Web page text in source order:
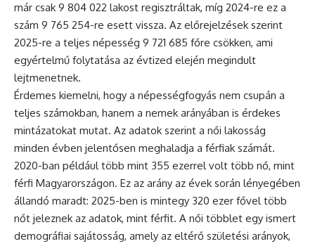
már csak 9 804 022 lakost regisztráltak, míg 2024-re ez a
szám 9 765 254-re esett vissza. Az előrejelzések szerint
2025-re a teljes népesség 9 721 685 főre csökken, ami
egyértelmű folytatása az évtized elején megindult
lejtmenetnek.
Érdemes kiemelni, hogy a népességfogyás nem csupán a
teljes számokban, hanem a nemek arányában is érdekes
mintázatokat mutat. Az adatok szerint a női lakosság
minden évben jelentősen meghaladja a férfiak számát.
2020-ban például több mint 355 ezerrel volt több nő, mint
férfi Magyarországon. Ez az arány az évek során lényegében
állandó maradt: 2025-ben is mintegy 320 ezer fővel több
nőt jeleznek az adatok, mint férfit. A női többlet egy ismert
demográfiai sajátosság, amely az eltérő születési arányok,